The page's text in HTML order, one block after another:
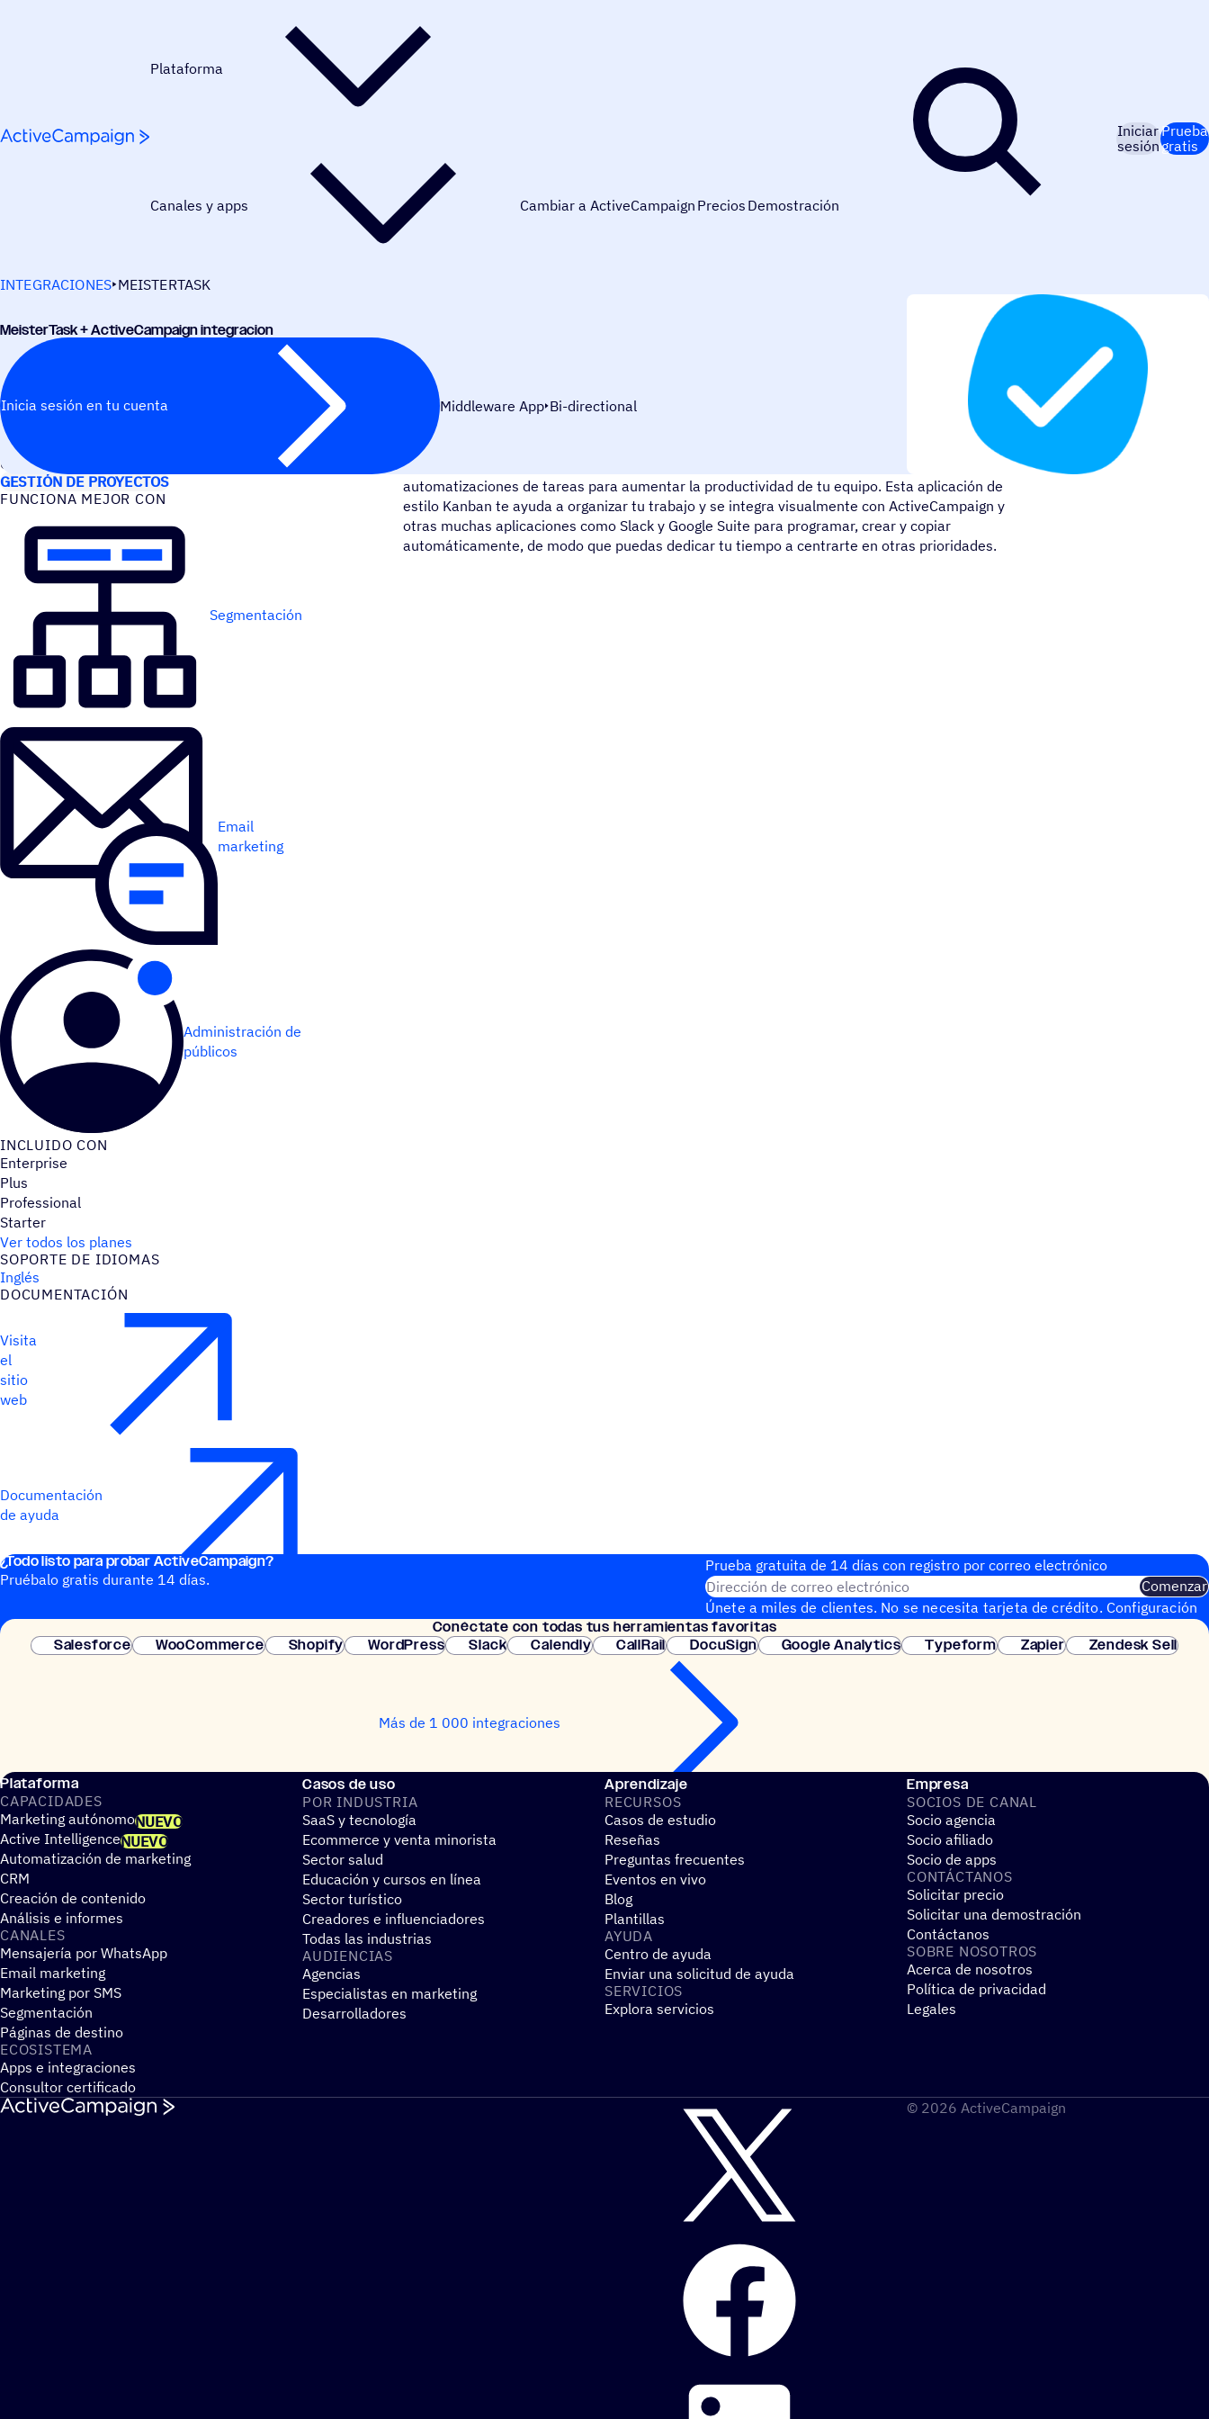
Plataforma
Canales y apps Cambiar a ActiveCampaign Precios Demostración
Iniciar
sesión
Prueba
gratis
INTEGRACIONES MEISTERTASK
Meis­ter­Task + ActiveCampaign integracion
Inicia sesión en tu cuenta Middleware App Bi-directional
CASOS DE USO
GESTIÓN DE PROYECTOS
FUNCIONA MEJOR CON
Segmentación
Email
marketing
Administración de
públicos
INCLUIDO CON
Enterprise
Plus
Professional
Starter
Ver todos los planes
SOPORTE DE IDIOMAS
Inglés
DOCU­MEN­TA­CIÓN
Visita
el
sitio
web
Documentación
de ayuda
MeisterTask es un intuitivo gestor de tareas online que utiliza integraciones inteligentes y
automatizaciones de tareas para aumentar la productividad de tu equipo. Esta aplicación de
estilo Kanban te ayuda a organizar tu trabajo y se integra visualmente con ActiveCampaign y
otras muchas aplicaciones como Slack y Google Suite para programar, crear y copiar
automáticamente, de modo que puedas dedicar tu tiempo a centrarte en otras prioridades.
¿Todo listo para probar ActiveCampaign?
Pruébalo gratis durante 14 días.
Prueba gratuita de 14 días con regis­tro por correo electrónico
Dirección de correo electrónico
Comenzar
Únete a miles de clientes. No se necesita tarjeta de crédito. Configuración
instantánea.
Conéc­tate con todas tus herramientas favoritas
Salesforce
WooCommerce Shopify WordPress Slack Calendly CallRail DocuSign Google Analytics Typeform Zapier Zendesk Sell
Más de 1 000 integraciones
Plataforma
CAPA­CI­DA­DES
Marketing autónomoNUEVO
Active IntelligenceNUEVO
Automatización de marketing
CRM
Creación de contenido
Análisis e informes
CANALES
Mensajería por WhatsApp
Email marketing
Marketing por SMS
Segmentación
Páginas de destino
ECOSIS­TEMA
Apps e integraciones
Consultor certificado
Casos de uso
POR INDUS­TRIA
SaaS y tecnología
Ecommerce y venta minorista
Sector salud
Educación y cursos en línea
Sector turístico
Creadores e influenciadores
Todas las industrias
AUDIEN­CIAS
Agencias
Especialistas en marketing
Desarrolladores
Aprendizaje
RECUR­SOS
Casos de estudio
Reseñas
Preguntas frecuentes
Eventos en vivo
Blog
Plantillas
AYUDA
Centro de ayuda
Enviar una solicitud de ayuda
SERVI­CIOS
Explora servicios
Empresa
SOCIOS DE CANAL
Socio agencia
Socio afiliado
Socio de apps
CONTÁC­TA­NOS
Solicitar precio
Solicitar una demostración
Contáctanos
SOBRE NOSO­TROS
Acerca de nosotros
Política de privacidad
Legales
© 2026 ActiveCampaign